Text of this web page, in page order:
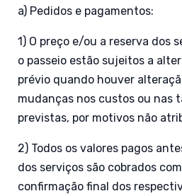
a) Pedidos e pagamentos:
1) O preço e/ou a reserva dos
o passeio estão sujeitos a
prévio quando houver
mudanças nos custos ou nas
previstas, por motivos não
2) Todos os valores pagos
dos serviços são cobrados
confirmação final dos